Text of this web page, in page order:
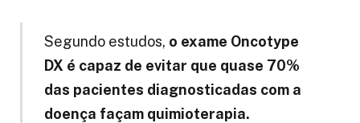
Segundo estudos, o exame Oncotype
DX é capaz de evitar que quase 70%
das pacientes diagnosticadas com a
doença façam quimioterapia.